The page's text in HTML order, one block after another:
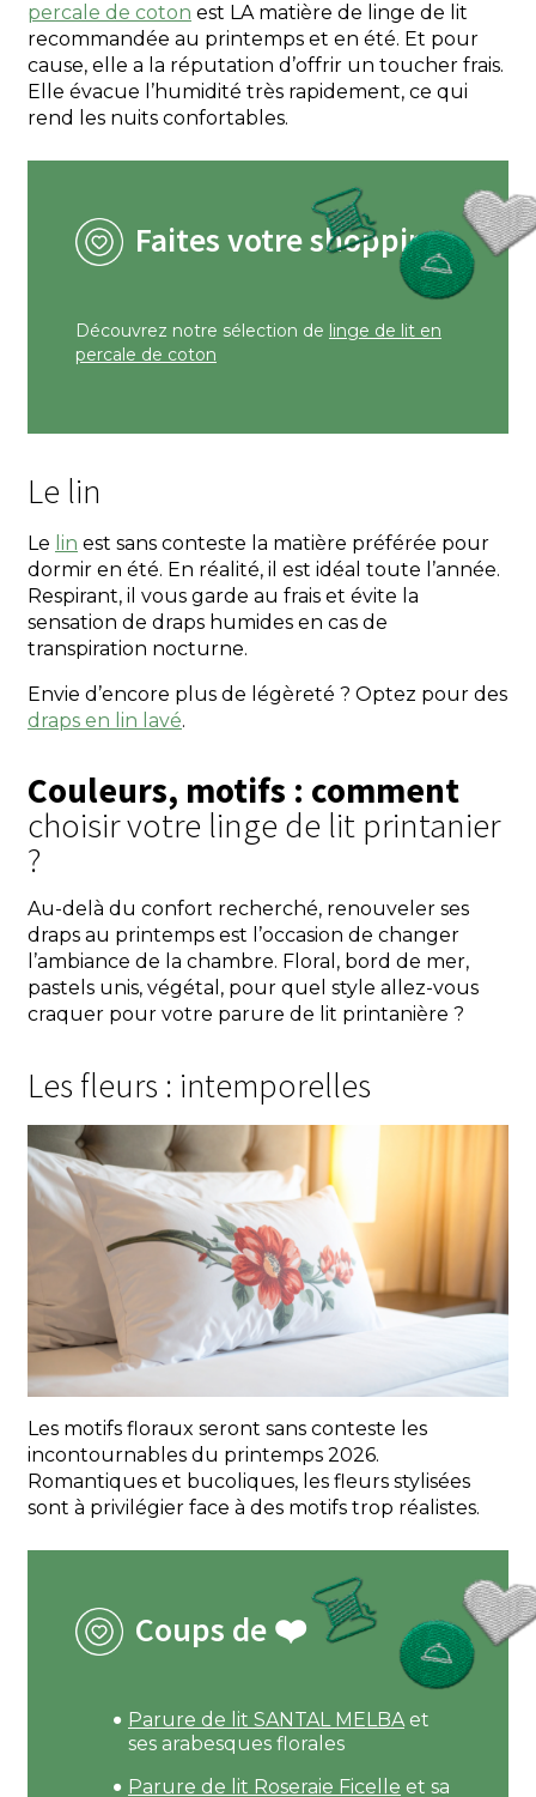
percale de coton est LA matière de linge de lit
recommandée au printemps et en été. Et pour
cause, elle a la réputation d’offrir un toucher frais.
Elle évacue l’humidité très rapidement, ce qui
rend les nuits confortables.
Faites votre shopping
Découvrez notre sélection de linge de lit en
percale de coton
Le lin
Le lin est sans conteste la matière préférée pour
dormir en été. En réalité, il est idéal toute l’année.
Respirant, il vous garde au frais et évite la
sensation de draps humides en cas de
transpiration nocturne.
Envie d’encore plus de légèreté ? Optez pour des
draps en lin lavé.
Couleurs, motifs : comment
choisir votre linge de lit printanier
?
Au-delà du confort recherché, renouveler ses
draps au printemps est l’occasion de changer
l’ambiance de la chambre. Floral, bord de mer,
pastels unis, végétal, pour quel style allez-vous
craquer pour votre parure de lit printanière ?
Les fleurs : intemporelles
Les motifs floraux seront sans conteste les
incontournables du printemps 2026.
Romantiques et bucoliques, les fleurs stylisées
sont à privilégier face à des motifs trop réalistes.
Coups de ❤️
Parure de lit SANTAL MELBAet
ses arabesques florales
Parure de lit Roseraie Ficelle et sa